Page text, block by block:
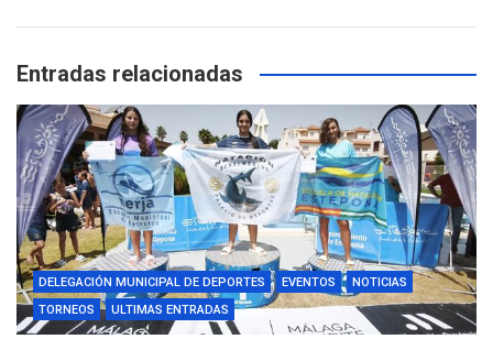
Entradas relacionadas
DELEGACIÓN MUNICIPAL DE DEPORTES EVENTOS
NOTICIAS
TORNEOS
ULTIMAS ENTRADAS